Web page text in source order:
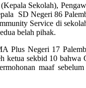
Sekolah),
SD Negeri 86
Service di
belah pihak.
Plus Negeri 17
sekbid 10
maaf